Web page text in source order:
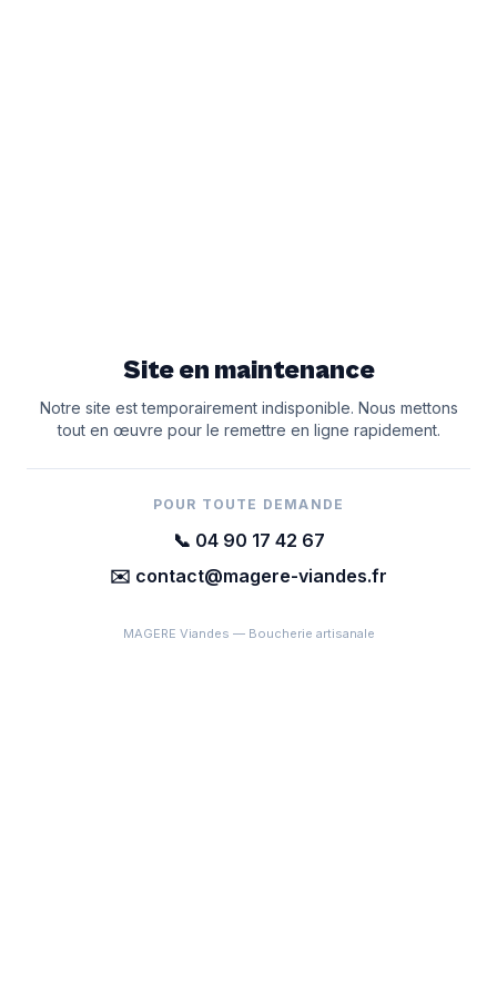
Site en maintenance
Notre site est temporairement indisponible. Nous mettons
tout en œuvre pour le remettre en ligne rapidement.
POUR TOUTE DEMANDE
📞 04 90 17 42 67
✉️ contact@magere-viandes.fr
MAGERE Viandes — Boucherie artisanale